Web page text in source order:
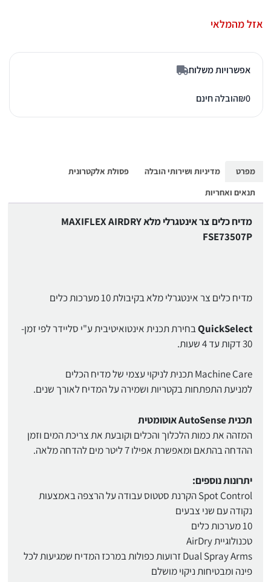
אזל מהמלאי
אפשרויות משלוח
₪0 הובלה חינם
מפרט מדיניות ושירותי הובלה
פסולת אלקטרונית
תנאים ואחריות
מדיח כלים צר אינטגרלי מלא MAXIFLEX AIRDRY
FSE73507P
מדיח כלים צר אינטגרלי מלא בקיבולת 10 מערכות כלים
QuickSelectבחירת תכנית אינטואיטיבית ע"י סליידר לפי זמן-
30 דקות עד 4 שעות.
Machine Care תכנית לניקוי עצמי של מדיח הכלים
למניעת התפתחות בקטריות ושמירה על המדיח לאורך שנים.
תכנית AutoSense אוטומטית
המזהה את כמות הלכלוך והכלים וקובעת את צריכת המים וזמן
ההדחה בהתאם ומאפשרת אפילו 7 ליטר מים להדחה מלאה.
יתרונות נוספים:
Spot Control הקרנת סטטוס עבודה על הרצפה באמצעות
נקודה עם שני צבעים
10 מערכות כלים
טכנולוגיית AirDry
Dual Spray Arms זרועות כפולות במרכז המדיח שמגיעות לכל
פינה ומבטיחות ניקוי מושלם